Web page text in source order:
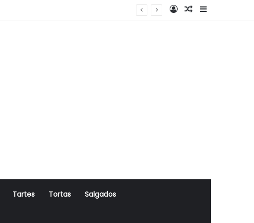
Log InArtigo Aleatório
Sidebar
Tartes Tortas Salgados